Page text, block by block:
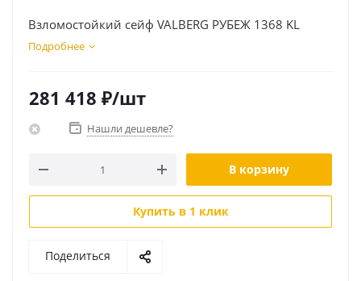
Взломостойкий сейф VALBERG РУБЕЖ 1368 KL
Подробнее
281 418 ₽/шт
Нашли дешевле?
В корзину
Купить в 1 клик
Поделиться